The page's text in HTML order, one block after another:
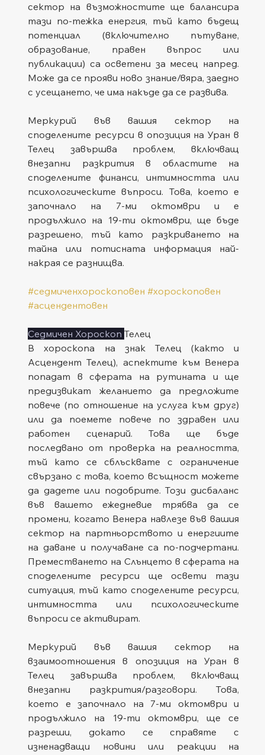
сектор на възможностите ще балансира
тази по-тежка енергия, тъй като бъдещ
потенциал (включително пътуване,
образование, правен въпрос или
публикации) са осветени за месец напред.
Може да се прояви ново знание/вяра, заедно
с усещането, че има накъде да се развива.
Меркурий във вашия сектор на
споделените ресурси в опозиция на Уран в
Телец завършва проблем, включващ
внезапни разкрития в областите на
споделените финанси, интимността или
психологическите въпроси. Това, което е
започнало на 7-ми октомври и е
продължило на 19-ти октомври, ще бъде
разрешено, тъй като разкриването на
тайна или потисната информация най-
накрая се разнищва.
#седмиченхороскоповен #хороскоповен
#асцендентовен
Седмичен Хороскоп Телец
В хороскопа на знак Телец (както и
Асцендент Телец), аспектите към Венера
попадат в сферата на рутината и ще
предизвикат желанието да предложите
повече (по отношение на услуга към друг)
или да поемете повече по здравен или
работен сценарий. Това ще бъде
последвано от проверка на реалността,
тъй като се сблъсквате с ограничение
свързано с това, което всъщност можете
да дадете или подобрите. Този дисбаланс
във вашето ежедневие трябва да се
промени, когато Венера навлезе във вашия
сектор на партньорството и енергиите
на даване и получаване са по-подчертани.
Преместването на Слънцето в сферата на
споделените ресурси ще освети тази
ситуация, тъй като споделените ресурси,
интимността или психологическите
въпроси се активират.
Меркурий във вашия сектор на
взаимоотношения в опозиция на Уран в
Телец завършва проблем, включващ
внезапни разкрития/разговори. Това,
което е започнало на 7-ми октомври и
продължило на 19-ти октомври, ще се
разреши, докато се справяте с
изненадващи новини или реакции на